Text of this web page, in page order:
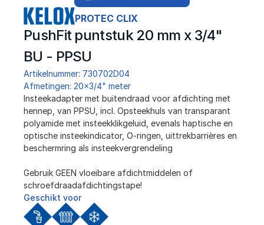
PROTEC CLIX
PushFit puntstuk 20 mm x 3/4"
BU - PPSU
Artikelnummer: 730702D04
Afmetingen: 20x3/4" meter
Insteekadapter met buitendraad voor afdichting met
hennep, van PPSU, incl. Opsteekhuls van transparant
polyamide met insteekklikgeluid, evenals haptische en
optische insteekindicator, O-ringen, uittrekbarrières en
beschermring als insteekvergrendeling
Gebruik GEEN vloeibare afdichtmiddelen of
schroefdraadafdichtingstape!
Geschikt voor